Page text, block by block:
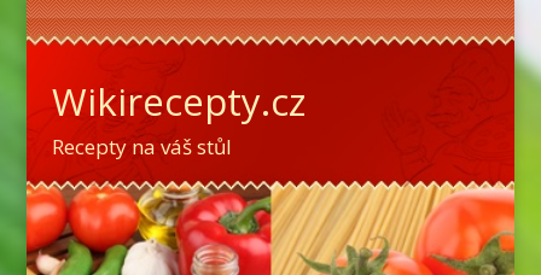
Wikirecepty.cz
Recepty na váš stůl